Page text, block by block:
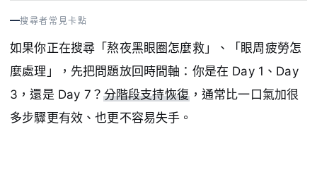
搜尋者常見卡點
如果你正在搜尋「熬夜黑眼圈怎麼救」、「眼周疲勞怎
麼處理」，先把問題放回時間軸：你是在 Day 1、Day
3，還是 Day 7？ 分階段支持恢復，通常比一口氣加很
多步驟更有效、也更不容易失手。